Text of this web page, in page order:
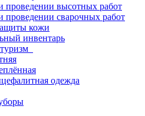
проведении высотных работ
проведении сварочных работ
кожи
инвентарь
одежда